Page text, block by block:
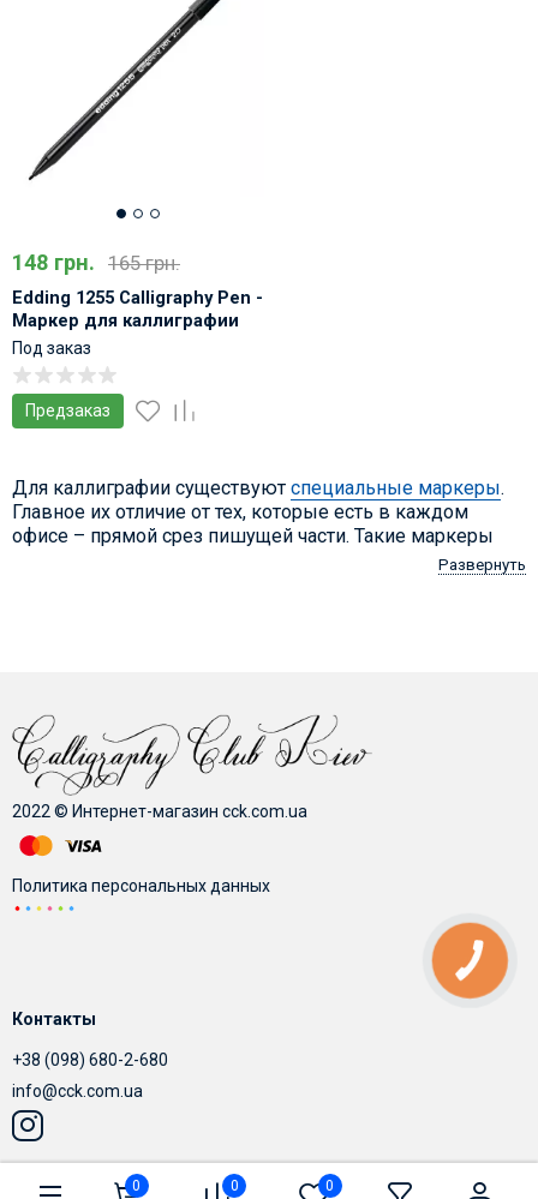
148 грн. 165 грн.
Edding 1255 Calligraphy Pen -
Маркер для каллиграфии
Под заказ
Предзаказ
Для каллиграфии существуют специальные маркеры.
Главное их отличие от тех, которые есть в каждом
офисе – прямой срез пишущей части. Такие маркеры
можно сделать и самому - канцелярским ножом нужно
интересные эффекты
Также существуют тонкопишущие маркеры, которые
широко используются иллюстраторами и дизайнерами.
Развернуть
2022 © Интернет-магазин cck.com.ua
Политика персональных данных
Контакты
+38 (098) 680-2-680
info@cck.com.ua
0 0 0
КНОПКА
СВЯЗИ